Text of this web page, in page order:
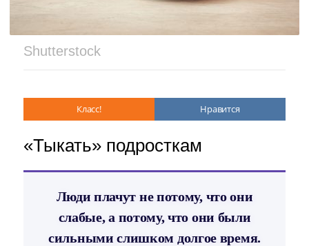
Shutterstock
Класс! Нравится
«Тыкать» подросткам
Люди плачут не потому, что они
слабые, а потому, что они были
сильными слишком долгое время.